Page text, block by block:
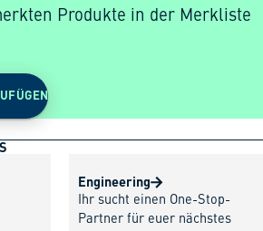
Produkte in der Merkliste
Engineering
Ihr sucht einen One-Stop-
Partner für euer nächstes